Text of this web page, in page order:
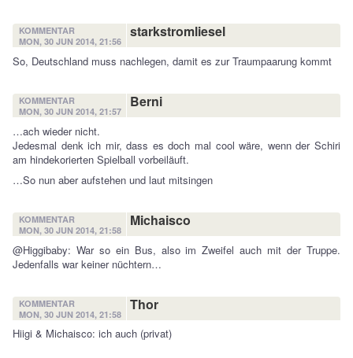
KOMMENTAR
MON, 30 JUN 2014, 21:56
starkstromliesel
So, Deutschland muss nachlegen, damit es zur Traumpaarung kommt
KOMMENTAR
MON, 30 JUN 2014, 21:57
Berni
…ach wieder nicht.
Jedesmal denk ich mir, dass es doch mal cool wäre, wenn der Schiri
am hindekorierten Spielball vorbeiläuft.
…So nun aber aufstehen und laut mitsingen
KOMMENTAR
MON, 30 JUN 2014, 21:58
Michaisco
@Higgibaby: War so ein Bus, also im Zweifel auch mit der Truppe.
Jedenfalls war keiner nüchtern…
KOMMENTAR
MON, 30 JUN 2014, 21:58
Thor
Hiigi & Michaisco: ich auch (privat)